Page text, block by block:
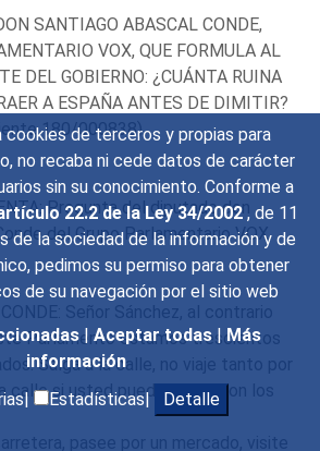
cookies de terceros y propias para
no recaba ni cede datos de carácter
sin su conocimiento. Conforme a
22.2 de la Ley 34/2002, de 11
de la sociedad de la información y de
pedimos su permiso para obtener
de su navegación por el sitio web
|Aceptar todas|Más
información
Estadísticas| Detalle
SANTIAGO ABASCAL CONDE,
VOX, QUE FORMULA AL
DEL GOBIERNO: ¿CUÁNTA RUINA
A ESPAÑA ANTES DE DIMITIR?
180/000838).
Pregunta del diputado don
del Grupo Parlamentario VOX.
Señor Sánchez, al contrario
Parlamento estamos trescientos
Salga a la calle, no viaje tanto por
calle si usted puede, hable con los
pasee por un mercado, visite